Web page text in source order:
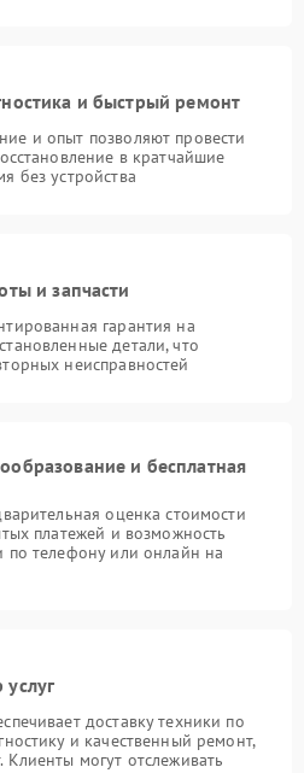
и быстрый ремонт
и опыт позволяют провести
в кратчайшие
без устройства
и запчасти
гарантия на
детали, что
неисправностей
и бесплатная
оценка стоимости
платежей и возможность
по телефону или онлайн на
доставку техники по
и качественный ремонт,
могут отслеживать